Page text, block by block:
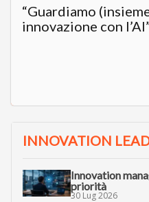
“Guardiamo
innovazione con
INNOVATION
Innovation
priorità
30 Lug 2026